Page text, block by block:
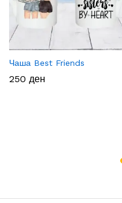
Чаша Best Friends
250 ден